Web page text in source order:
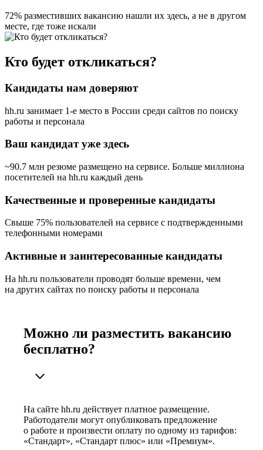
72% разместивших вакансию нашли их здесь, а не в другом
месте, где тоже искали
Кто будет откликаться?
Кандидаты нам доверяют
hh.ru занимает 1-е место в России среди сайтов по поиску
работы и персонала
Ваш кандидат уже здесь
~90.7 млн резюме размещено на сервисе. Больше миллиона
посетителей на hh.ru каждый день
Качественные и проверенные кандидаты
Свыше 75% пользователей на сервисе с подтвержденными
телефонными номерами
Активные и заинтересованные кандидаты
На hh.ru пользователи проводят больше времени, чем
на других сайтах по поиску работы и персонала
Можно ли разместить вакансию
бесплатно?
На сайте hh.ru действует платное размещение.
Работодатели могут опубликовать предложение
о работе и произвести оплату по одному из тарифов:
«Стандарт», «Стандарт плюс» или «Премиум».